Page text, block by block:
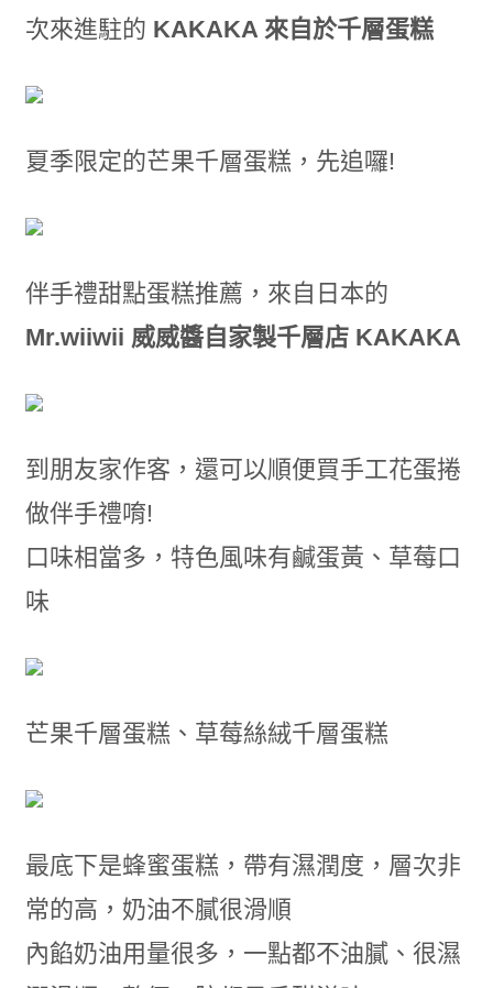
次來進駐的 KAKAKA 來自於千層蛋糕
夏季限定的芒果千層蛋糕，先追囉!
伴手禮甜點蛋糕推薦，來自日本的
Mr.wiiwii 威威醬自家製千層店 KAKAKA
到朋友家作客，還可以順便買手工花蛋捲
做伴手禮唷!
口味相當多，特色風味有鹹蛋黃、草莓口
味
芒果千層蛋糕、草莓絲絨千層蛋糕
最底下是蜂蜜蛋糕，帶有濕潤度，層次非
常的高，奶油不膩很滑順
內餡奶油用量很多，一點都不油膩、很濕